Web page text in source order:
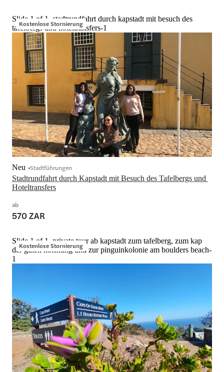
Kostenlose Stornierung
Slide 1 of 1, stadtrundfahrt durch kapstadt mit besuch des
tafelbergs und hoteltransfers-1
Stadtrundfahrt durch Kapstadt mit Besuch des Tafelbergs und
Hoteltransfers
Neu Stadtführungen
ab
570 ZAR
Kostenlose Stornierung
Slide 1 of 1, private tour ab kapstadt zum tafelberg, zum kap
der guten hoffnung und zur pinguinkolonie am boulders beach-
1